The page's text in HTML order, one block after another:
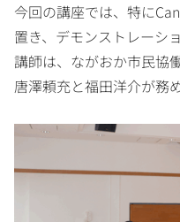
今回の講座では、特に
置き、デモンストレーシ
講師は、ながおか市民協
唐澤頼充と福田洋介が務